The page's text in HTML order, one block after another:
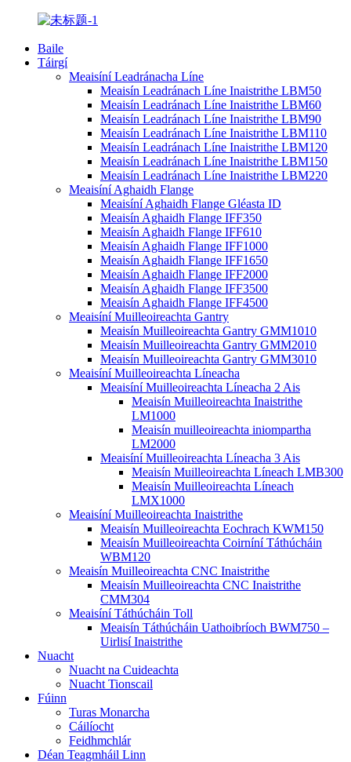
Baile
Táirgí
Meaisíní Leadránacha Líne
Meaisín Leadránach Líne Inaistrithe LBM50
Meaisín Leadránach Líne Inaistrithe LBM60
Meaisín Leadránach Líne Inaistrithe LBM90
Meaisín Leadránach Líne Inaistrithe LBM110
Meaisín Leadránach Líne Inaistrithe LBM120
Meaisín Leadránach Líne Inaistrithe LBM150
Meaisín Leadránach Líne Inaistrithe LBM220
Meaisíní Aghaidh Flange
Meaisíní Aghaidh Flange Gléasta ID
Meaisín Aghaidh Flange IFF350
Meaisín Aghaidh Flange IFF610
Meaisín Aghaidh Flange IFF1000
Meaisín Aghaidh Flange IFF1650
Meaisín Aghaidh Flange IFF2000
Meaisín Aghaidh Flange IFF3500
Meaisín Aghaidh Flange IFF4500
Meaisíní Muilleoireachta Gantry
Meaisín Muilleoireachta Gantry GMM1010
Meaisín Muilleoireachta Gantry GMM2010
Meaisín Muilleoireachta Gantry GMM3010
Meaisíní Muilleoireachta Líneacha
Meaisíní Muilleoireachta Líneacha 2 Ais
Meaisín Muilleoireachta Inaistrithe
LM1000
Meaisín muilleoireachta iniompartha
LM2000
Meaisíní Muilleoireachta Líneacha 3 Ais
Meaisín Muilleoireachta Líneach LMB300
Meaisín Muilleoireachta Líneach
LMX1000
Meaisíní Muilleoireachta Inaistrithe
Meaisín Muilleoireachta Eochrach KWM150
Meaisín Muilleoireachta Coirníní Táthúcháin
WBM120
Meaisín Muilleoireachta CNC Inaistrithe
Meaisín Muilleoireachta CNC Inaistrithe
CMM304
Meaisíní Táthúcháin Toll
Meaisín Táthúcháin Uathoibríoch BWM750 –
Uirlisí Inaistrithe
Nuacht
Nuacht na Cuideachta
Nuacht Tionscail
Fúinn
Turas Monarcha
Cáilíocht
Feidhmchlár
Déan Teagmháil Linn